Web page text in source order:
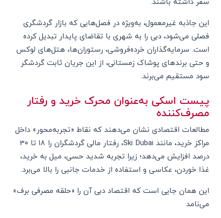
این جاذبه غیرمعمول، به‌ویژه در فصل‌هایی که بازار گردشگری
فصلی می‌شود، دبی را به شهری با تقاضای پایدار تبدیل کرده
است. سرمایه‌گذاران خرده‌فروشی، رستوران‌ها، هتل‌های لوکس
و حتی برندهای پوشاک زمستانی، از این جریان ثابت گردشگر
سود مستقیم می‌برند.
پیست اسکی به‌عنوان محرک خرید و رفتار
مصرف‌کننده
مطالعات اقتصادی نشان می‌دهند که نقاط «تجربه‌محور» داخل
مراکز خرید، مانند Ski Dubai، رفتار مالی گردشگران را ۱۸ تا ۳۰
درصد افزایش می‌دهد؛ زیرا تجربه شدید حسی، میل به خرید،
غذا خوردن، عکاسی و استفاده از خدمات جانبی را بالا می‌برد.
این همان جایی است که اقتصاد دبی آن را «حلقه مصرفی برف»
می‌نامد